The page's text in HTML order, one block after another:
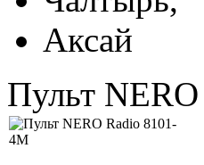
Аксай
Пульт